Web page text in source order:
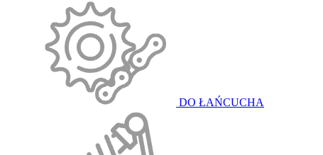
DO ŁAŃCUCHA